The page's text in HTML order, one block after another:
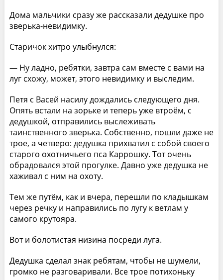
Дома мальчики сразу же рассказали дедушке про
зверька-невидимку.
Старичок хитро улыбнулся:
— Ну ладно, ребятки, завтра сам вместе с вами на
луг схожу, может, этого невидимку и выследим.
Петя с Васей насилу дождались следующего дня.
Опять встали на зорьке и теперь уже втроём, с
дедушкой, отправились выслеживать
таинственного зверька. Собственно, пошли даже не
трое, а четверо: дедушка прихватил с собой своего
старого охотничьего пса Каррошку. Тот очень
обрадовался этой прогулке. Давно уже дедушка не
хаживал с ним на охоту.
Тем же путём, как и вчера, перешли по кладышкам
через речку и направились по лугу к ветлам у
самого крутояра.
Вот и болотистая низина посреди луга.
Дедушка сделал знак ребятам, чтобы не шумели,
громко не разговаривали. Все трое потихоньку